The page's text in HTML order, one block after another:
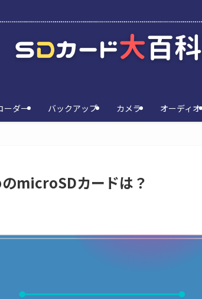
ーダー バックアップ カメラ オーディオ
microSDカードは？